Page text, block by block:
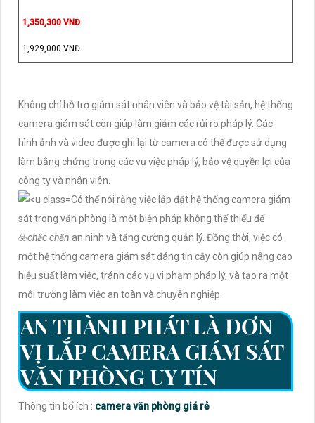
1,350,300 VNĐ
1,929,000 VNĐ
Không chỉ hỗ trợ giám sát nhân viên và bảo vệ tài sản, hệ thống
camera giám sát còn giúp làm giảm các rủi ro pháp lý. Các
hình ảnh và video được ghi lại từ camera có thể được sử dụng
làm bằng chứng trong các vụ việc pháp lý, bảo vệ quyền lợi của
công ty và nhân viên.
Có thể nói rằng việc lắp đặt hệ thống camera giám
sát trong văn phòng là một biện pháp không thể thiếu để
☣️chắc chắn an ninh và tăng cường quản lý. Đồng thời, việc có
một hệ thống camera giám sát đáng tin cậy còn giúp nâng cao
hiệu suất làm việc, tránh các vụ vi phạm pháp lý, và tạo ra một
môi trường làm việc an toàn và chuyên nghiệp.
AN THÀNH PHÁT LÀ ĐƠN
VỊ LẮP CAMERA GIÁM SÁT
VĂN PHÒNG UY TÍN
Thông tin bổ ích : camera văn phòng giá rẻ